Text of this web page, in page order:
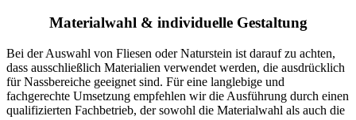
Materialwahl & individuelle Gestaltung
Bei der Auswahl von Fliesen oder Naturstein ist darauf zu achten,
dass ausschließlich Materialien verwendet werden, die ausdrücklich
für Nassbereiche geeignet sind. Für eine langlebige und
fachgerechte Umsetzung empfehlen wir die Ausführung durch einen
qualifizierten Fachbetrieb, der sowohl die Materialwahl als auch die